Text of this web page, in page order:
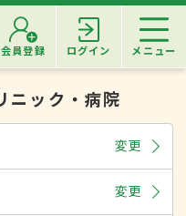
会員登録 ログイン メニュー
ニック・病院
変更
変更